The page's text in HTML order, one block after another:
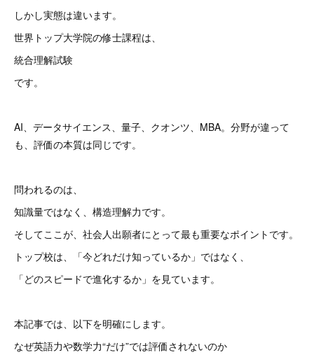
しかし実態は違います。
世界トップ大学院の修士課程は、
統合理解試験
です。
AI、データサイエンス、量子、クオンツ、MBA。分野が違って
も、評価の本質は同じです。
問われるのは、
知識量ではなく、構造理解力です。
そしてここが、社会人出願者にとって最も重要なポイントです。
トップ校は、「今どれだけ知っているか」ではなく、
「どのスピードで進化するか」を見ています。
本記事では、以下を明確にします。
なぜ英語力や数学力“だけ”では評価されないのか